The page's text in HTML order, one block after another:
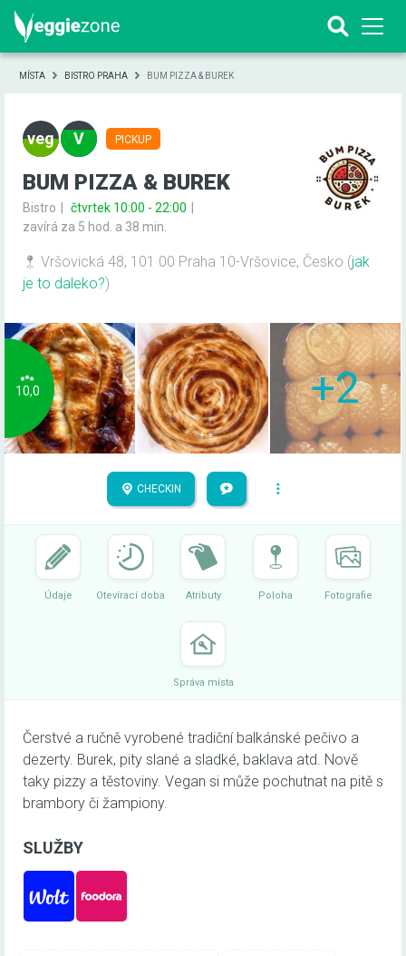
MÍSTA BISTRO PRAHA BUM PIZZA & BUREK
PICKUP
BUM PIZZA & BUREK
Bistro
čtvrtek 10:00 - 22:00
zavírá za 5 hod. a 38 min.
Vršovická 48, 101 00 Praha 10-Vršovice, Česko (jak
je to daleko?)
+2
10,0
CHECKIN
Údaje Otevírací doba Atributy Poloha Fotografie
Správa místa
Čerstvé a ručně vyrobené tradiční balkánské pečivo a
dezerty. Burek, pity slané a sladké, baklava atd. Nově
taky pizzy a těstoviny. Vegan si může pochutnat na pitě s
brambory či žampiony.
SLUŽBY